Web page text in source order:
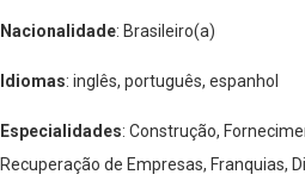
Nacionalidade: Brasileiro(a)
Idiomas: inglês, português, espanhol
Especialidades: Construção,
Recuperação de Empresas, Franquias,